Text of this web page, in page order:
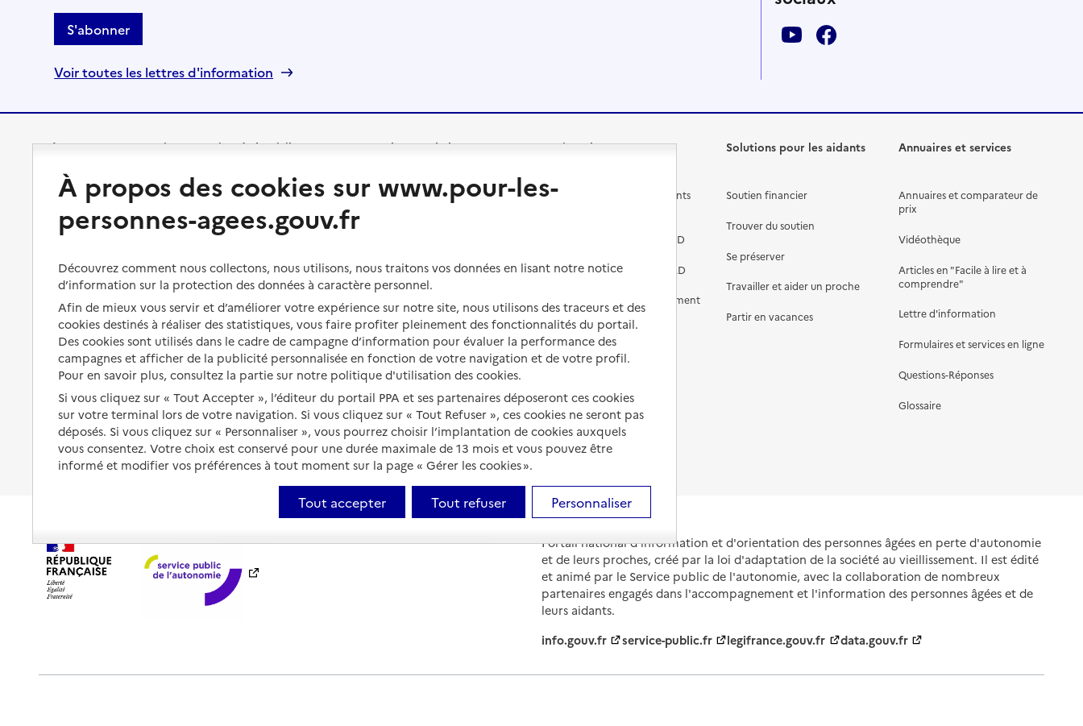
S'abonner
Voir toutes les lettres d'information
Préserver son autonomie
Perte d'autonomie : évaluation
Aménager son logement et
Préserver son autonomie et sa
Organiser à l'avance sa propre
protection
Les mesures de protection
Les obligations de la famille
À qui s’adresser ?
Les politiques du grand âge
Vivre à domicile
Bénéficier d'aide à domicile
Bénéficier de soins à domicile
Solutions d'accueil temporaire
Partager son logement
Vivre à domicile avec une
maladie ou un handicap
Être hospitalisé
Fin de vie à domicile
Changer de logement
Les questions à se poser
Vivre chez un proche
Vivre en accueil familial
Autres solutions de logement
Vivre dans un EHPAD
Les différents établissements
Préparer l'entrée en EHPAD
Aides financières en EHPAD
Prévention, accompagnement
et soins
Comprendre les prix en
EHPAD
Fin de vie en EHPAD
Solutions pour les aidants
Soutien financier
Trouver du soutien
Se préserver
Travailler et aider un proche
Partir en vacances
Annuaires et services
Annuaires et comparateur de
prix
Vidéothèque
Articles en "Facile à lire et à
comprendre"
Lettre d'information
Formulaires et services en ligne
Questions-Réponses
Glossaire
Portail national d'information et d'orientation des personnes âgées en perte d'autonomie
et de leurs proches, créé par la loi d'adaptation de la société au vieillissement. Il est édité
et animé par le Service public de l'autonomie, avec la collaboration de nombreux
partenaires engagés dans l'accompagnement et l'information des personnes âgées et de
leurs aidants.
info.gouv.fr
service-public.fr legifrance.gouv.fr data.gouv.fr
À propos des cookies sur www.pour-les-
personnes-agees.gouv.fr
Découvrez comment nous collectons, nous utilisons, nous traitons vos données en lisant notre notice
d’information sur la protection des données à caractère personnel.
Afin de mieux vous servir et d’améliorer votre expérience sur notre site, nous utilisons des traceurs et des
cookies destinés à réaliser des statistiques, vous faire profiter pleinement des fonctionnalités du portail.
Des cookies sont utilisés dans le cadre de campagne d’information pour évaluer la performance des
campagnes et afficher de la publicité personnalisée en fonction de votre navigation et de votre profil.
Pour en savoir plus, consultez la partie sur notre politique d'utilisation des cookies.
Si vous cliquez sur « Tout Accepter », l’éditeur du portail PPA et ses partenaires déposeront ces cookies
sur votre terminal lors de votre navigation. Si vous cliquez sur « Tout Refuser », ces cookies ne seront pas
déposés. Si vous cliquez sur « Personnaliser », vous pourrez choisir l’implantation de cookies auxquels
vous consentez. Votre choix est conservé pour une durée maximale de 13 mois et vous pouvez être
informé et modifier vos préférences à tout moment sur la page « Gérer les cookies ».
Tout accepter Tout refuser Personnaliser